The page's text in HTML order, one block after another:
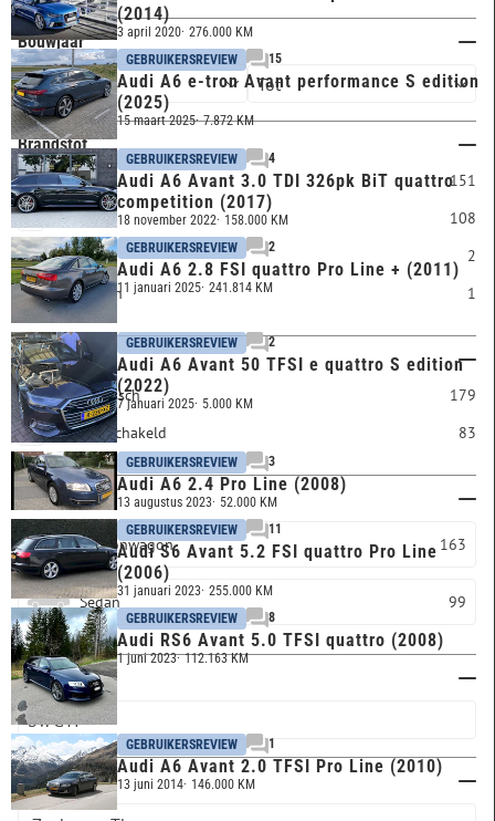
Bouwjaar
Brandstof
Diesel
151
Benzine
108
LPG
2
Elektrisch
1
Transmissie
Automatisch
179
Handgeschakeld
83
Carrosserie
Stationwagon 163
Sedan 99
Trefwoord
Thema
(2014)
3 april 2020 276.000 KM
GEBRUIKERSREVIEW
15
Audi A6 e-tron Avant performance S edition
(2025)
15 maart 2025 7.872 KM
GEBRUIKERSREVIEW 4
Audi A6 Avant 3.0 TDI 326pk BiT quattro
competition (2017)
18 november 2022 158.000 KM
GEBRUIKERSREVIEW
2
Audi A6 2.8 FSI quattro Pro Line + (2011)
11 januari 2025 241.814 KM
GEBRUIKERSREVIEW 2
Audi A6 Avant 50 TFSI e quattro S edition
(2022)
7 januari 2025 5.000 KM
GEBRUIKERSREVIEW 3
Audi A6 2.4 Pro Line (2008)
13 augustus 2023
52.000 KM
GEBRUIKERSREVIEW
11
Audi S6 Avant 5.2 FSI quattro Pro Line
(2006)
31 januari 2023 255.000 KM
GEBRUIKERSREVIEW
8
Audi RS6 Avant 5.0 TFSI quattro (2008)
1 juni 2023 112.163 KM
GEBRUIKERSREVIEW 1
Audi A6 Avant 2.0 TFSI Pro Line (2010)
13 juni 2014 146.000 KM